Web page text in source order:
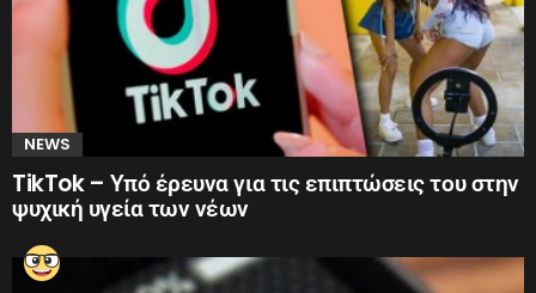
NEWS
TikTok – Υπό έρευνα για τις επιπτώσεις του στην
ψυχική υγεία των νέων